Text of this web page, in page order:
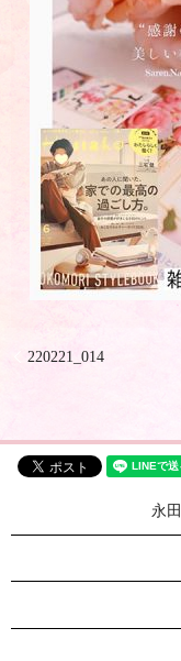
220221_014
永